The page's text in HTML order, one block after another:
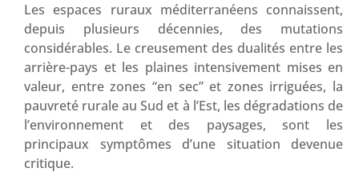
Les espaces ruraux méditerranéens connaissent,
depuis plusieurs décennies, des mutations
considérables. Le creusement des dualités entre les
arrière-pays et les plaines intensivement mises en
valeur, entre zones “en sec” et zones irriguées, la
pauvreté rurale au Sud et à l’Est, les dégradations de
l’environnement et des paysages, sont les
principaux symptômes d’une situation devenue
critique.